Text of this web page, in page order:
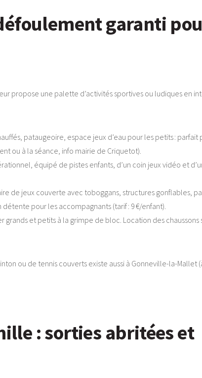
garanti
propose une palette d’activités sportives ou ludiques en
pataugeoire, espace jeux d’eau pour les petits :
ou à la séance, info mairie de Criquetot).
équipé de pistes enfants, d’un coin jeux vidéo et
de jeux couverte avec toboggans, structures gonflables,
pour les accompagnants (tarif : 9 €/enfant).
grands et petits à la grimpe de bloc. Location des
ou de tennis couverts existe aussi à Gonneville-la-Mallet
: sorties abritées et